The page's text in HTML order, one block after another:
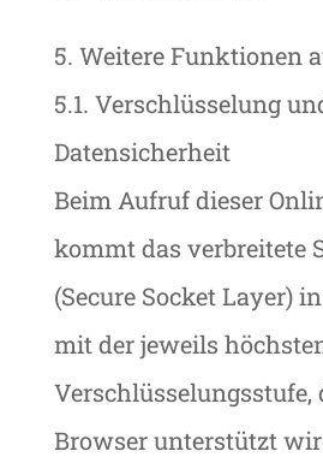
5. Weitere Funktionen
5.1. Verschlüsselung
Datensicherheit
Beim Aufruf dieser
kommt das verbreitete
(Secure Socket Layer)
mit der jeweils
Browser unterstützt